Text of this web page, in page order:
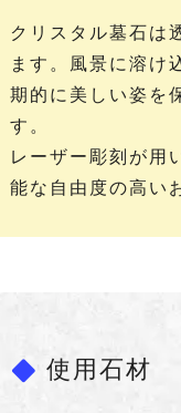
クリスタル墓石は
ます。風景に溶け
期的に美しい姿を
す。
レーザー彫刻が用
能な自由度の高い
使用石材